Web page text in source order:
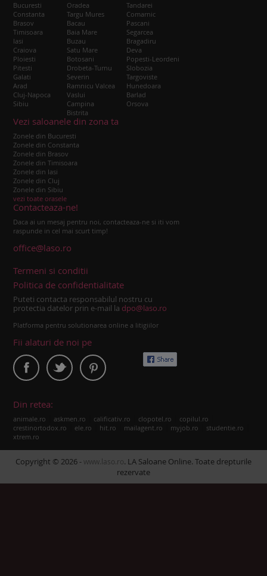
Bucuresti
Constanta
Brasov
Timisoara
Iasi
Craiova
Ploiesti
Pitesti
Galati
Arad
Cluj-Napoca
Sibiu
Oradea
Targu Mures
Bacau
Baia Mare
Buzau
Satu Mare
Botosani
Drobeta-Turnu
Severin
Ramnicu Valcea
Vaslui
Campina
Bistrita
Tandarei
Comarnic
Pascani
Segarcea
Bragadiru
Deva
Popesti-Leordeni
Slobozia
Targoviste
Hunedoara
Barlad
Orsova
Vezi saloanele din zona ta
Zonele din Bucuresti
Zonele din Constanta
Zonele din Brasov
Zonele din Timisoara
Zonele din Iasi
Zonele din Cluj
Zonele din Sibiu
vezi toate orasele
Contacteaza-ne!
Daca ai un mesaj pentru noi, contacteaza-ne si iti vom
raspunde in cel mai scurt timp!
office@laso.ro
Termeni si conditii
Politica de confidentialitate
Puteti contacta responsabilul nostru cu
protectia datelor prin e-mail la dpo@laso.ro
Platforma pentru solutionarea online a litigiilor
Fii alaturi de noi pe
Din retea:
animale.ro askmen.ro calificativ.ro clopotel.ro copilul.ro
crestinortodox.ro ele.ro hit.ro mailagent.ro myjob.ro studentie.ro
xtrem.ro
Copyright © 2026 - www.laso.ro. LA Saloane Online. Toate drepturile
rezervate